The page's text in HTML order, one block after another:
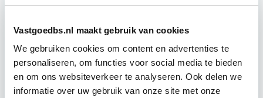
Vastgoedbs.nl maakt gebruik van cookies
We gebruiken cookies om content en advertenties te
personaliseren, om functies voor social media te bieden
en om ons websiteverkeer te analyseren. Ook delen we
informatie over uw gebruik van onze site met onze
Circulair Bouwen
Circulair bouwen is de toekomst. Letterlijk, want in
2050 wil de Nederlandse overheid dat de